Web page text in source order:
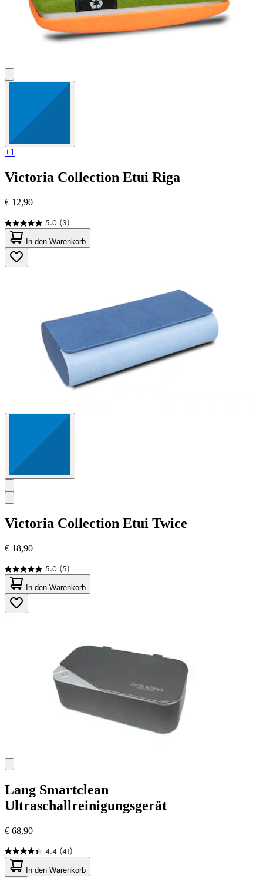
+1
Victoria Collection Etui Riga
€ 12,90
5.0 (3)
5.0
von
5
Sternen.
3
In den Warenkorb
Victoria Collection Etui Twice
€ 18,90
5.0 (5)
5.0
von
5
Sternen.
5
In den Warenkorb
Lang Smartclean
Ultraschallreinigungsgerät
€ 68,90
4.4 (41)
4.4
von
In den Warenkorb